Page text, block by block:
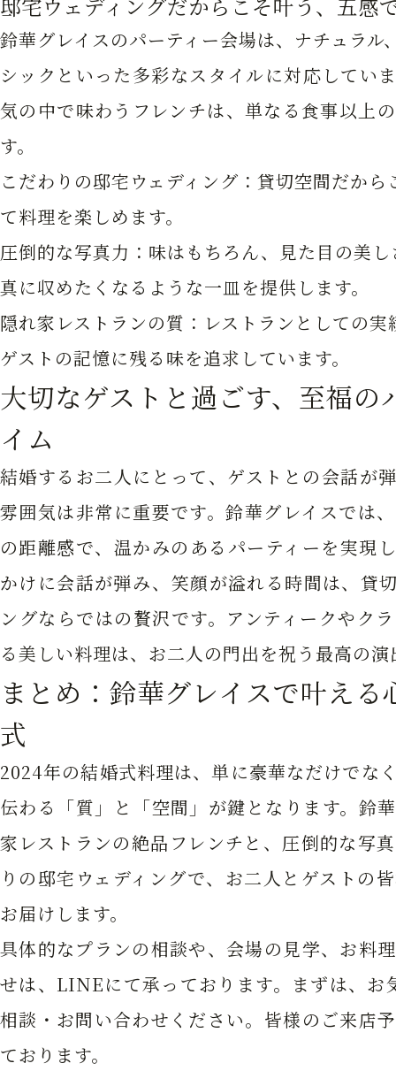
邸宅ウェディングだからこそ叶う、五感
鈴華グレイスのパーティー会場は、ナチュラル
シックといった多彩なスタイルに対応してい
気の中で味わうフレンチは、単なる食事以上
す。
こだわりの邸宅ウェディング：貸切空間だか
て料理を楽しめます。
圧倒的な写真力：味はもちろん、見た目の美
真に収めたくなるような一皿を提供します。
隠れ家レストランの質：レストランとしての
ゲストの記憶に残る味を追求しています。
大切なゲストと過ごす、至福の
イム
結婚するお二人にとって、ゲストとの会話が
雰囲気は非常に重要です。鈴華グレイスでは
の距離感で、温かみのあるパーティーを実現
かけに会話が弾み、笑顔が溢れる時間は、貸
ングならではの贅沢です。アンティークやク
る美しい料理は、お二人の門出を祝う最高の
まとめ：鈴華グレイスで叶える
式
2024年の結婚式料理は、単に豪華なだけでな
伝わる「質」と「空間」が鍵となります。鈴
家レストランの絶品フレンチと、圧倒的な写
りの邸宅ウェディングで、お二人とゲストの
お届けします。
具体的なプランの相談や、会場の見学、お料
せは、LINEにて承っております。まずは、
相談・お問い合わせください。皆様のご来店
ております。